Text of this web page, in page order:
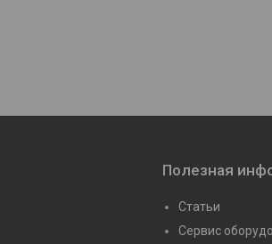
Полезная
Статьи
Сервис